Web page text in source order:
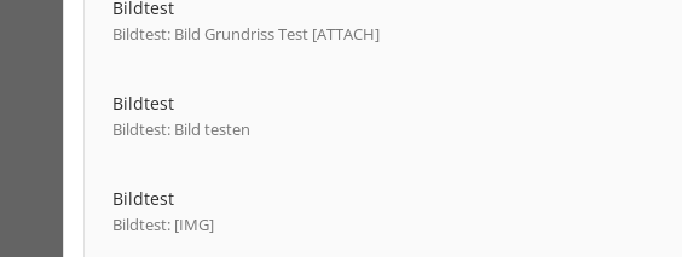
Bildtest
Bildtest: Bild Grundriss Test [ATTACH]
Bildtest
Bildtest: Bild testen
Bildtest
Bildtest: [IMG]